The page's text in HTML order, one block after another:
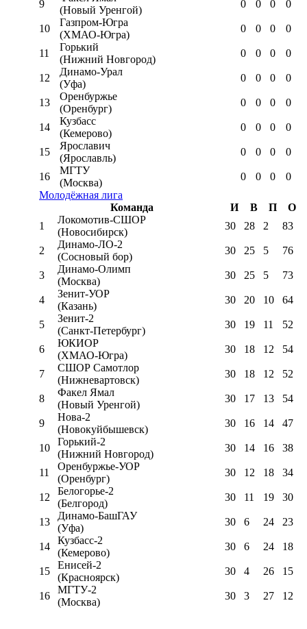
9
(Новый Уренгой)
0 0 0 0
10
Газпром-Югра
(ХМАО-Югра)
0 0 0 0
11
Горький
(Нижний Новгород)
0 0 0 0
12
Динамо-Урал
(Уфа)
0 0 0 0
13
Оренбуржье
(Оренбург)
0 0 0 0
14
Кузбасс
(Кемерово)
0 0 0 0
15
Ярославич
(Ярославль)
0 0 0 0
16
МГТУ
(Москва)
0 0 0
0
Молодёжная лига
Команда
И В П
О
1
Локомотив-CШОР
(Новосибирск)
30 28 2 83
2
Динамо-ЛО-2
(Сосновый бор)
30 25 5 76
3
Динамо-Олимп
(Москва)
30 25 5 73
4
Зенит-УОР
(Казань)
30 20 10 64
5
Зенит-2
(Санкт-Петербург)
30 19 11 52
6
ЮКИОР
(ХМАО-Югра)
30 18 12 54
7
СШОР Самотлор
(Нижневартовск)
30 18 12 52
8
Факел Ямал
(Новый Уренгой)
30 17 13 54
9
Нова-2
(Новокуйбышевск)
30 16 14 47
10
Горький-2
(Нижний Новгород)
30 14 16 38
11
Оренбуржье-УОР
(Оренбург)
30 12 18 34
12
Белогорье-2
(Белгород)
30 11 19 30
13
Динамо-БашГАУ
(Уфа)
30 6 24 23
14
Кузбасс-2
(Кемерово)
30 6 24 18
15
Енисей-2
(Красноярск)
30 4 26 15
16
МГТУ-2
(Москва)
30 3 27 12